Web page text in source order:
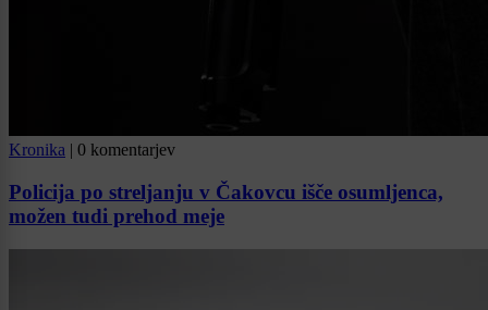
Kronika | 0 komentarjev
Policija po streljanju v Čakovcu išče osumljenca,
možen tudi prehod meje